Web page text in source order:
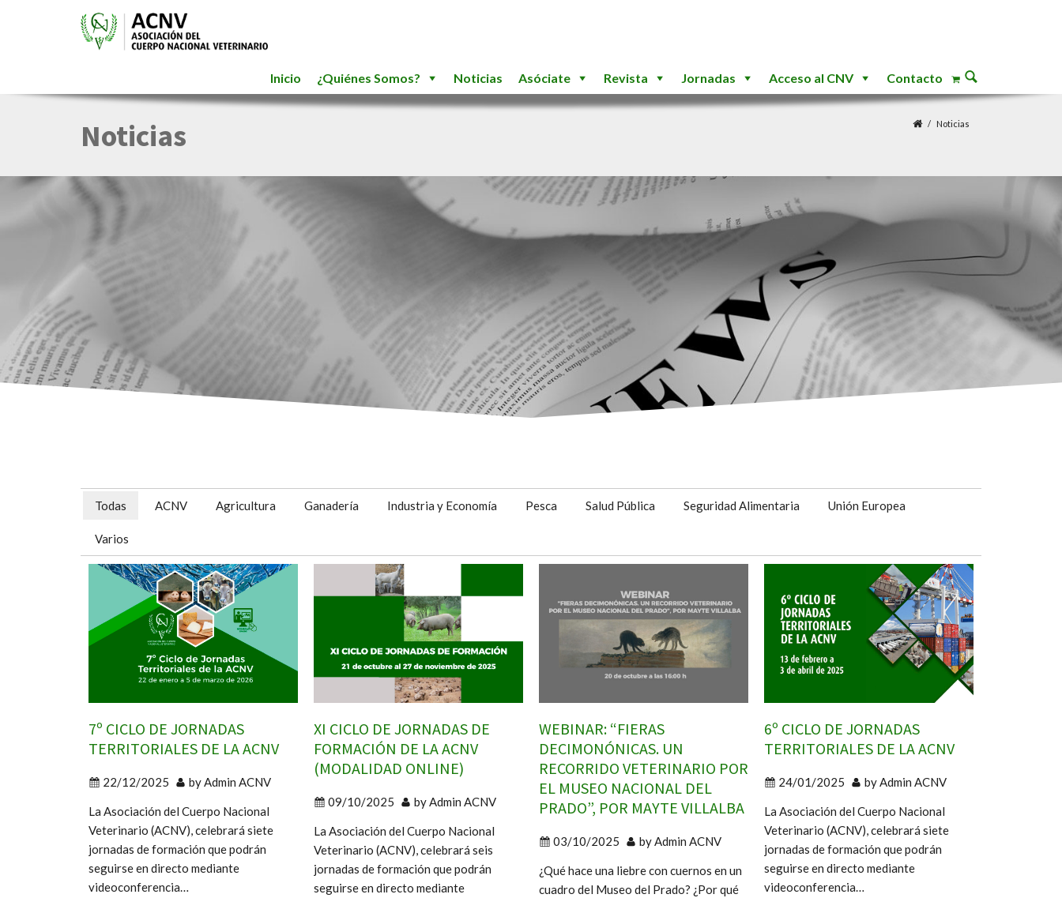
Inicio ¿Quiénes Somos? Noticias Asóciate Revista Jornadas Acceso al CNV Contacto
Noticias Noticias
Todas ACNV Agricultura Ganadería Industria y Economía Pesca Salud Pública Seguridad Alimentaria Unión Europea
Varios
7º CICLO DE JORNADAS
TERRITORIALES DE LA ACNV
22/12/2025 byAdmin ACNV
La Asociación del Cuerpo Nacional
Veterinario (ACNV), celebrará siete
jornadas de formación que podrán
seguirse en directo mediante
videoconferencia…
XI CICLO DE JORNADAS DE
FORMACIÓN DE LA ACNV
(MODALIDAD ONLINE)
09/10/2025 byAdmin ACNV
La Asociación del Cuerpo Nacional
Veterinario (ACNV), celebrará seis
jornadas de formación que podrán
seguirse en directo mediante
WEBINAR: “FIERAS
DECIMONÓNICAS. UN
RECORRIDO VETERINARIO POR
EL MUSEO NACIONAL DEL
PRADO”, POR MAYTE VILLALBA
03/10/2025 byAdmin ACNV
¿Qué hace una liebre con cuernos en un
cuadro del Museo del Prado? ¿Por qué
6º CICLO DE JORNADAS
TERRITORIALES DE LA ACNV
24/01/2025 byAdmin ACNV
La Asociación del Cuerpo Nacional
Veterinario (ACNV), celebrará siete
jornadas de formación que podrán
seguirse en directo mediante
videoconferencia…